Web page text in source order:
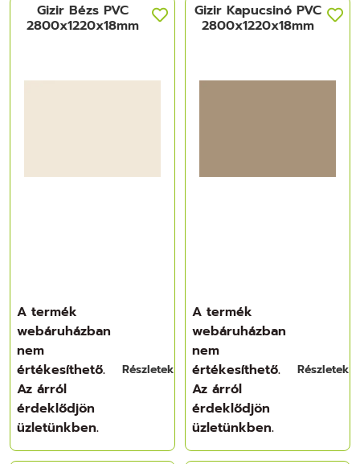
Gizir Bézs PVC
2800x1220x18mm
A termék
webáruházban
nem
értékesíthető.
Az árról
érdeklődjön
üzletünkben.
Részletek
Gizir Kapucsinó PVC
2800x1220x18mm
A termék
webáruházban
nem
értékesíthető.
Az árról
érdeklődjön
üzletünkben.
Részletek